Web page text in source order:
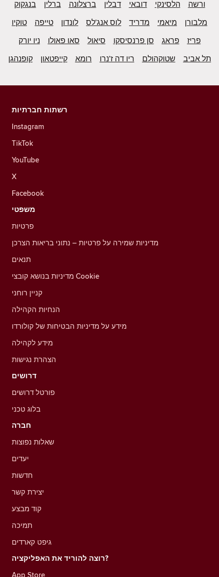
בנגקוק
ברלין ברצלונה דבלין דובאי הלסינקי
ורשה
טוקיו
טייפה לונדון לוס אנג'לס מדריד מיאמי
מלבורן
ניו יורק
סאו פאולו סיאול סן פרנסיסקו פראג
פריז
קופנהגן
קייפטאון רומא ריו דה ז'נרו שטוקהולם תל אביב
רשתות חברתיות
Instagram
TikTok
YouTube
X
Facebook
משפטי
פרטיות
מדיניות שמירה על פרטיות – נתוני בריאות הצרכן
תנאים
מדיניות בנושא קובצי Cookie
קניין רוחני
הנחיות הקהילה
מידע על מדיניות הבטיחות של קולורדו
מידע לקהילה
הצהרת נגישות
דרושים
פורטל דרושים
בלוג טכני
חברה
שאלות נפוצות
יעדים
חדשות
יצירת קשר
קוד מבצע
תמיכה
גיפט קארדים
רוצה להוריד את האפליקציה?
App Store